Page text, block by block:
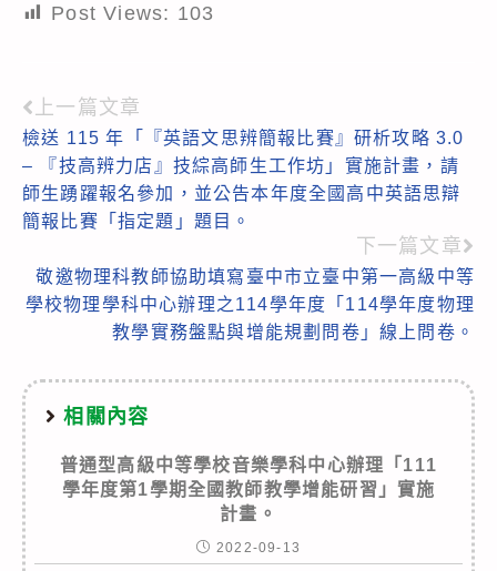
Post Views: 103
Read
more
articles
上一篇文章
檢送 115 年「『英語文思辨簡報比賽』研析攻略 3.0
– 『技高辨力店』技綜高師生工作坊」實施計畫，請
師生踴躍報名參加，並公告本年度全國高中英語思辯
簡報比賽「指定題」題目。
下一篇文章
敬邀物理科教師協助填寫臺中市立臺中第一高級中等
學校物理學科中心辦理之114學年度「114學年度物理
教學實務盤點與增能規劃問卷」線上問卷。
相關內容
普通型高級中等學校音樂學科中心辦理「111
學年度第1學期全國教師教學增能研習」實施
計畫。
2022-09-13